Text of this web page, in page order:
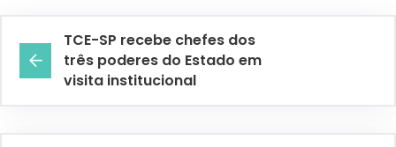
TCE-SP recebe chefes dos
três poderes do Estado em
visita institucional